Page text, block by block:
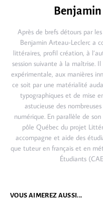
Benjamin
Après de brefs détours par
Benjamin Arteau-Leclerc a
littéraires, profil création, à
session suivante à la maîtrise.
expérimentale, aux manières
ce soit par une matérialité
typographiques et de mise
astucieuse des
numérique. En parallèle de
pôle Québec du projet
accompagne et aide des
que tuteur en français et en
Étudiants
VOUS AIMEREZ AUSSI...